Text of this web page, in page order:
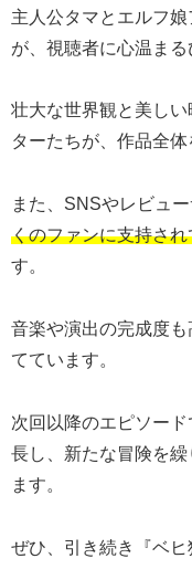
主人公タマとエルフ
が、視聴者に心温まる
壮大な世界観と美し
ターたちが、作品全体
また、SNSやレビュ
くのファンに支持さ
す。
音楽や演出の完成度
てています。
次回以降のエピソー
長し、新たな冒険を
ます。
ぜひ、引き続き『ベヒ